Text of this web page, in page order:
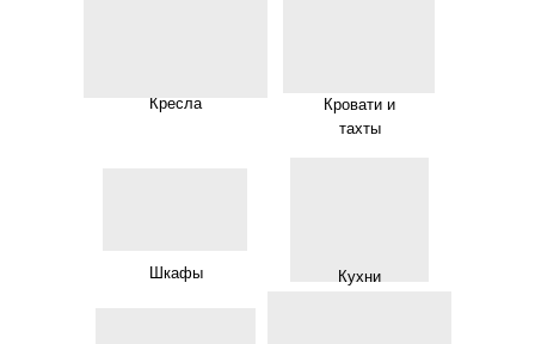
Кровати и
тахты
Кухни
Кресла
Шкафы